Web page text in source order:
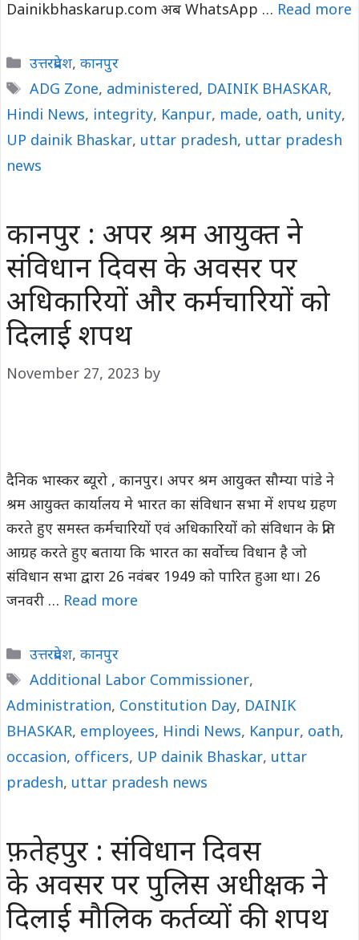
Dainikbhaskarup.com अब WhatsApp … Read more
Categories
उत्तरप्रदेश, कानपुर
Tags
ADG Zone, administered, DAINIK BHASKAR,
Hindi News, integrity, Kanpur, made, oath, unity,
UP dainik Bhaskar, uttar pradesh, uttar pradesh
news
कानपुर : अपर श्रम आयुक्त ने
संविधान दिवस के अवसर पर
अधिकारियों और कर्मचारियों को
दिलाई शपथ
November 27, 2023 by
दैनिक भास्कर ब्यूरो , कानपुर। अपर श्रम आयुक्त सौम्या पांडे ने
श्रम आयुक्त कार्यालय मे भारत का संविधान सभा में शपथ ग्रहण
करते हुए समस्त कर्मचारियों एवं अधिकारियों को संविधान के प्रति
आग्रह करते हुए बताया कि भारत का सर्वाेच्च विधान है जो
संविधान सभा द्वारा 26 नवंबर 1949 को पारित हुआ था। 26
जनवरी … Read more
Categories
उत्तरप्रदेश, कानपुर
Tags
Additional Labor Commissioner,
Administration, Constitution Day, DAINIK
BHASKAR, employees, Hindi News, Kanpur, oath,
occasion, officers, UP dainik Bhaskar, uttar
pradesh, uttar pradesh news
फ़तेहपुर : संविधान दिवस
के अवसर पर पुलिस अधीक्षक ने
दिलाई मौलिक कर्तव्यों की शपथ